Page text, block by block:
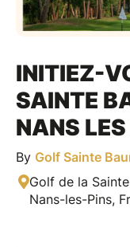
INITIEZ-
SAINTE
NANS
By Golf Sainte
Golf de la
Nans-les-Pins,